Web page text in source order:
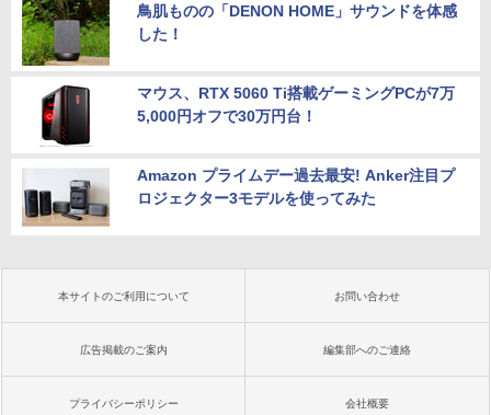
鳥肌ものの「DENON HOME」サウンドを体感
した！
マウス、RTX 5060 Ti搭載ゲーミングPCが7万
5,000円オフで30万円台！
Amazon プライムデー過去最安! Anker注目プ
ロジェクター3モデルを使ってみた
本サイトのご利用について お問い合わせ
広告掲載のご案内 編集部へのご連絡
プライバシーポリシー 会社概要